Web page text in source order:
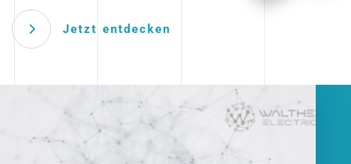
Jetzt entdecken